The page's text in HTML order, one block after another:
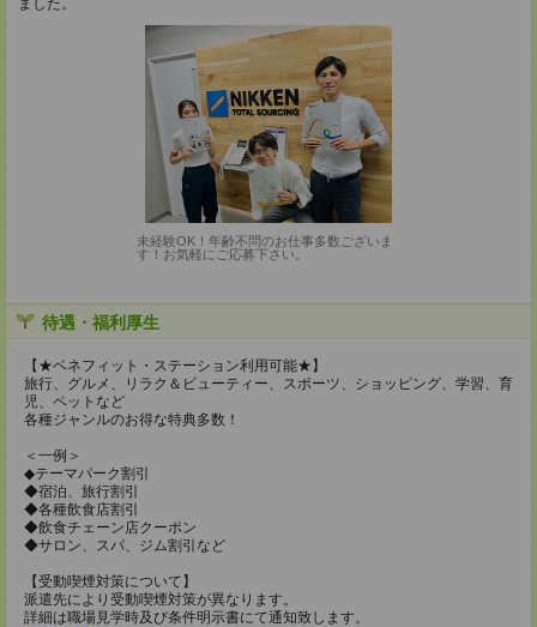
ました。
未経験OK！年齢不問のお仕事多数ございま
す！お気軽にご応募下さい。
待遇・福利厚生
【★ベネフィット・ステーション利用可能★】
旅行、グルメ、リラク＆ビューティー、スポーツ、ショッピング、学習、育
児、ペットなど
各種ジャンルのお得な特典多数！
＜一例＞
◆テーマパーク割引
◆宿泊、旅行割引
◆各種飲食店割引
◆飲食チェーン店クーポン
◆サロン、スパ、ジム割引など
【受動喫煙対策について】
派遣先により受動喫煙対策が異なります。
詳細は職場見学時及び条件明示書にて通知致します。